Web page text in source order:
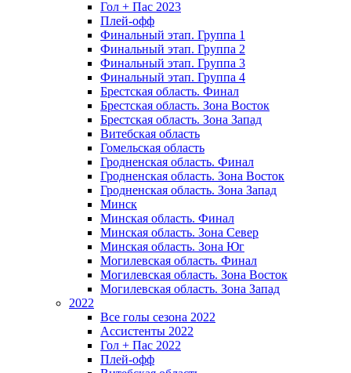
Гол + Пас 2023
Плей-офф
Финальный этап. Группа 1
Финальный этап. Группа 2
Финальный этап. Группа 3
Финальный этап. Группа 4
Брестская область. Финал
Брестская область. Зона Восток
Брестская область. Зона Запад
Витебская область
Гомельская область
Гродненская область. Финал
Гродненская область. Зона Восток
Гродненская область. Зона Запад
Минск
Минская область. Финал
Минская область. Зона Север
Минская область. Зона Юг
Могилевская область. Финал
Могилевская область. Зона Восток
Могилевская область. Зона Запад
2022
Все голы сезона 2022
Ассистенты 2022
Гол + Пас 2022
Плей-офф